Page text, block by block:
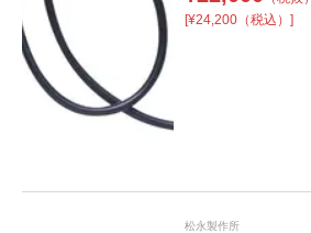
[¥24,200（税込）]
松永製作所